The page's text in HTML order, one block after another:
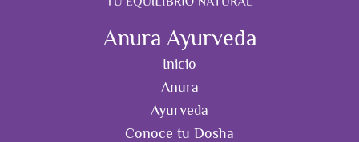
Anura Ayurveda
Inicio
Anura
Ayurveda
Conoce tu Dosha